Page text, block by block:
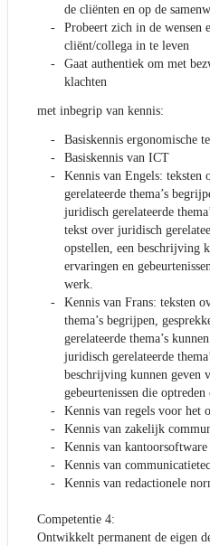
de cliënten en op de
Probeert zich in de wensen
cliënt/collega in te leven
Gaat authentiek om met
klachten
met inbegrip van kennis:
Basiskennis ergonomische
Basiskennis van ICT
Kennis van Engels: teksten
gerelateerde thema’s
juridisch gerelateerde
tekst over juridisch
opstellen, een beschrijving
ervaringen en
werk.
Kennis van Frans: teksten
thema’s begrijpen,
gerelateerde thema’s
juridisch gerelateerde
beschrijving kunnen geven
gebeurtenissen die
Kennis van regels voor het
Kennis van zakelijk
Kennis van kantoorsoftware
Kennis van
Kennis van redactionele
Competentie 4:
Ontwikkelt permanent de eigen